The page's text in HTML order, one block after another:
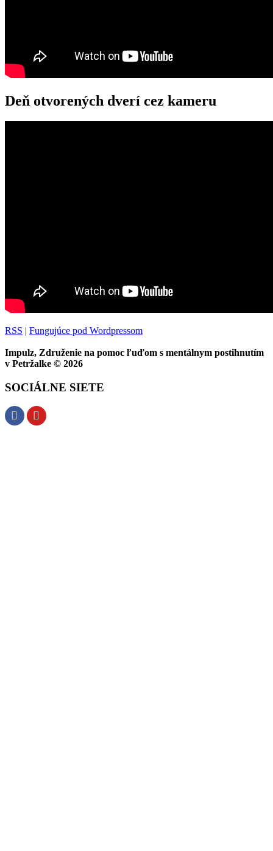
Deň otvorených dverí cez kameru
RSS | Fungujúce pod Wordpressom
Impulz, Združenie na pomoc ľuďom s mentálnym postihnutím
v Petržalke © 2026
SOCIÁLNE SIETE